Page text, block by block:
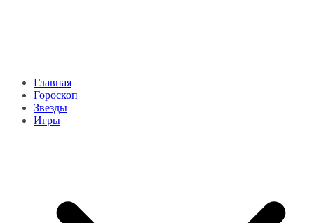
Главная
Гороскоп
Звезды
Игры